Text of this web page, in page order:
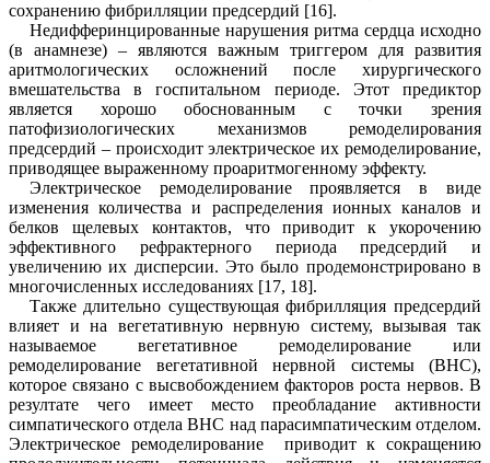
сохранению фибрилляции предсердий [16].
Недифферинцированные нарушения ритма сердца исходно
(в анамнезе) – являются важным триггером для развития
аритмологических осложнений после хирургического
вмешательства в госпитальном периоде. Этот предиктор
является хорошо обоснованным с точки зрения
патофизиологических механизмов ремоделирования
предсердий – происходит электрическое их ремоделирование,
приводящее выраженному проаритмогенному эффекту.
Электрическое ремоделирование проявляется в виде
изменения количества и распределения ионных каналов и
белков щелевых контактов, что приводит к укорочению
эффективного рефрактерного периода предсердий и
увеличению их дисперсии. Это было продемонстрировано в
многочисленных исследованиях [1 7, 18].
Также длительно существующая фибрилляция предсердий
влияет и на вегетативную нервную систему, вызывая так
называемое вегетативное ремоделирование или
ремоделирование вегетативной нервной системы (ВНС),
которое связано с высвобождением факторов роста нервов. В
резултате чего имеет место преобладание активности
симпатического отдела ВНС над парасимпатическим отделом.
Электрическое ремоделирование приводит к сокращению